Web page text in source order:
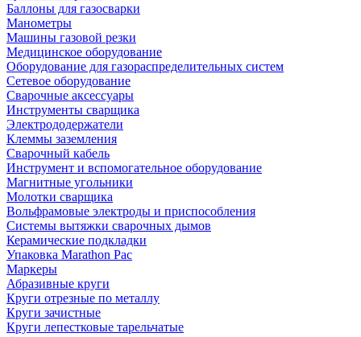
Баллоны для газосварки
Манометры
Машины газовой резки
Медицинское оборудование
Оборудование для газораспределительных систем
Сетевое оборудование
Сварочные аксессуары
Инструменты сварщика
Электрододержатели
Клеммы заземления
Сварочный кабель
Инструмент и вспомогательное оборудование
Магнитные угольники
Молотки сварщика
Вольфрамовые электроды и приспособления
Системы вытяжки сварочных дымов
Керамические подкладки
Упаковка Marathon Pac
Маркеры
Абразивные круги
Круги отрезные по металлу
Круги зачистные
Круги лепестковые тарельчатые